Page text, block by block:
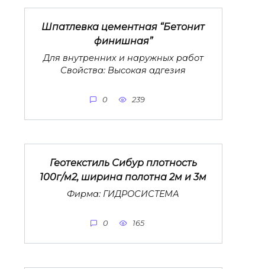
Шпатлевка цементная “Бетонит
финишная”
Для внутренних и наружных работ
Свойства: Высокая адгезия
0 239
Геотекстиль Сибур плотность
100г/м2, ширина полотна 2м и 3м
Фирма: ГИДРОСИСТЕМА
0 165